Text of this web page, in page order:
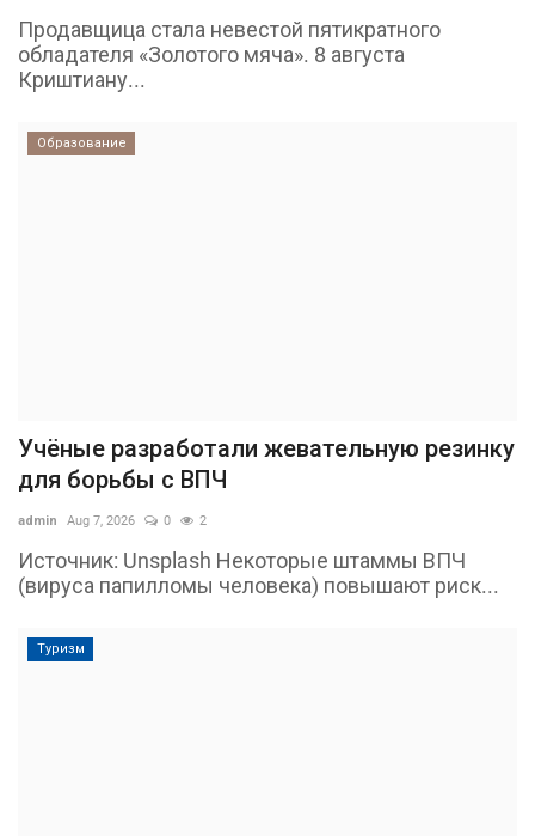
Продавщица стала невестой пятикратного
обладателя «Золотого мяча». 8 августа
Криштиану...
Образование
Учёные разработали жевательную резинку
для борьбы с ВПЧ
admin Aug 7, 2026 0 2
Источник: Unsplash Некоторые штаммы ВПЧ
(вируса папилломы человека) повышают риск...
Туризм